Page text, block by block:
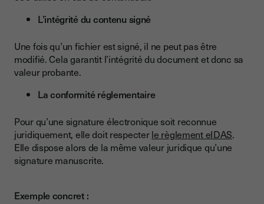
L’intégrité du contenu signé
Une fois qu’un fichier est signé, il ne peut pas être
modifié. Cela garantit l’intégrité du document et donc sa
valeur probante.
La conformité réglementaire
Pour qu’une signature électronique soit reconnue
juridiquement, elle doit respecterle règlement eIDAS.
Elle dispose alors de la même valeur juridique qu’une
signature manuscrite.
Exemple concret :